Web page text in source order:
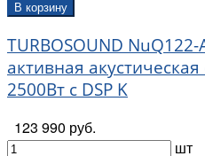
В корзину
TURBOSOUND
активная
2500Вт с DSP K
123 990 руб.
шт